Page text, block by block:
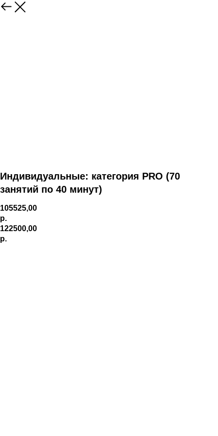
Индивидуальные: категория PRO (70
занятий по 40 минут)
105525,00
р.
122500,00
р.